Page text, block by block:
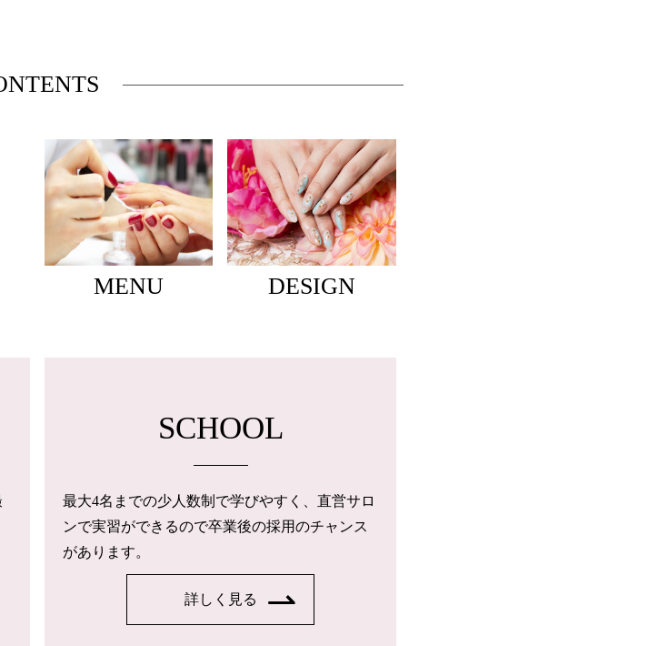
MENU DESIGN
SCHOOL
最大4名までの少人数制で学びやすく、直営サロ
ンで実習ができるので卒業後の採用のチャンス
があります。
詳しく見る